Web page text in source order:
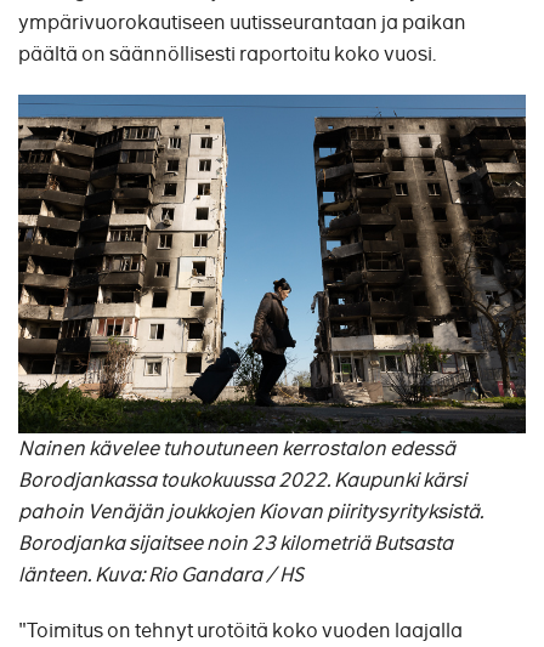
ympärivuorokautiseen uutisseurantaan ja paikan
päältä on säännöllisesti raportoitu koko vuosi.
Nainen kävelee tuhoutuneen kerrostalon edessä
Borodjankassa toukokuussa 2022. Kaupunki kärsi
pahoin Venäjän joukkojen Kiovan piiritysyrityksistä.
Borodjanka sijaitsee noin 23 kilometriä Butsasta
länteen.Kuva: Rio Gandara / HS
"Toimitus on tehnyt urotöitä koko vuoden laajalla